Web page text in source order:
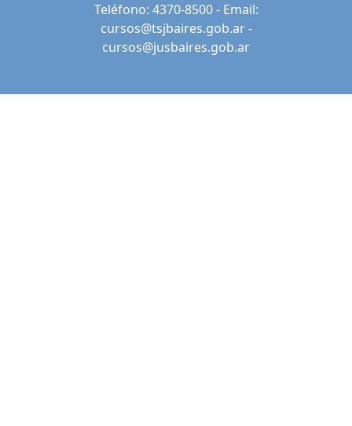
Teléfono: 4370-8500 - Email:
cursos@tsjbaires.gob.ar-
cursos@jusbaires.gob.ar